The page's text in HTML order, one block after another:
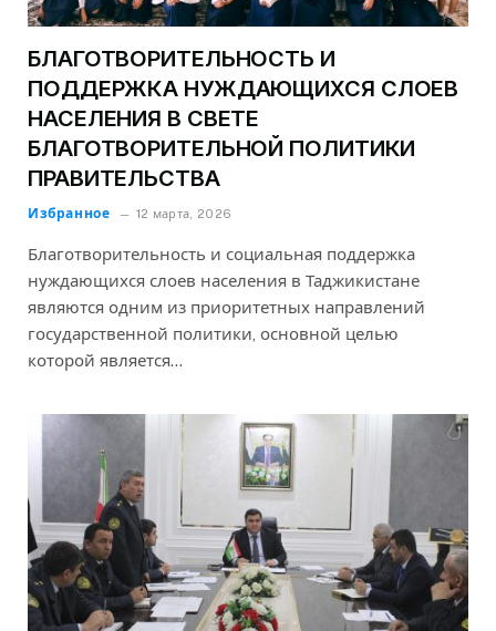
БЛАГОТВОРИТЕЛЬНОСТЬ И
ПОДДЕРЖКА НУЖДАЮЩИХСЯ СЛОЕВ
НАСЕЛЕНИЯ В СВЕТЕ
БЛАГОТВОРИТЕЛЬНОЙ ПОЛИТИКИ
ПРАВИТЕЛЬСТВА
Избранное 12 марта, 2026
Благотворительность и социальная поддержка
нуждающихся слоев населения в Таджикистане
являются одним из приоритетных направлений
государственной политики, основной целью
которой является…